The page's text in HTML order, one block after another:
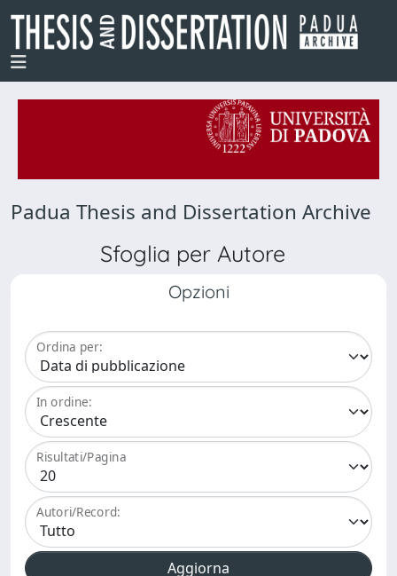
Padua Thesis and Dissertation Archive
Sfoglia per Autore
Opzioni
Ordina per:
In ordine:
Risultati/Pagina
Autori/Record: